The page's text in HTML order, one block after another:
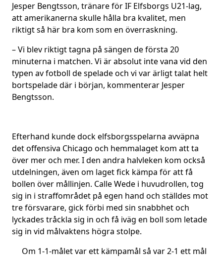
Jesper Bengtsson, tränare för IF Elfsborgs U21-lag,
att amerikanerna skulle hålla bra kvalitet, men
riktigt så här bra kom som en överraskning.
– Vi blev riktigt tagna på sängen de första 20
minuterna i matchen. Vi är absolut inte vana vid den
typen av fotboll de spelade och vi var ärligt talat helt
bortspelade där i början, kommenterar Jesper
Bengtsson.
Efterhand kunde dock elfsborgsspelarna avväpna
det offensiva Chicago och hemmalaget kom att ta
över mer och mer. I den andra halvleken kom också
utdelningen, även om laget fick kämpa för att få
bollen över mållinjen. Calle Wede i huvudrollen, tog
sig in i straffområdet på egen hand och ställdes mot
tre försvarare, gick förbi med sin snabbhet och
lyckades tråckla sig in och få iväg en boll som letade
sig in vid målvaktens högra stolpe.
Om 1-1-målet var ett kämpamål så var 2-1 ett mål